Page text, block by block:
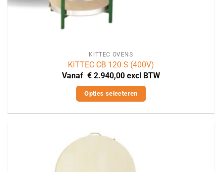
KITTEC OVENS
KITTEC CB 120 S (400V)
Vanaf € 2.940,00 excl BTW
Opties selecteren
meerdere
variaties.